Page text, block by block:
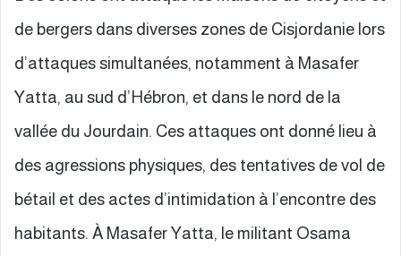
de bergers dans diverses zones de Cisjordanie lors
d’attaques simultanées, notamment à Masafer
Yatta, au sud d’Hébron, et dans le nord de la
vallée du Jourdain. Ces attaques ont donné lieu à
des agressions physiques, des tentatives de vol de
bétail et des actes d’intimidation à l’encontre des
habitants. À Masafer Yatta, le militant Osama